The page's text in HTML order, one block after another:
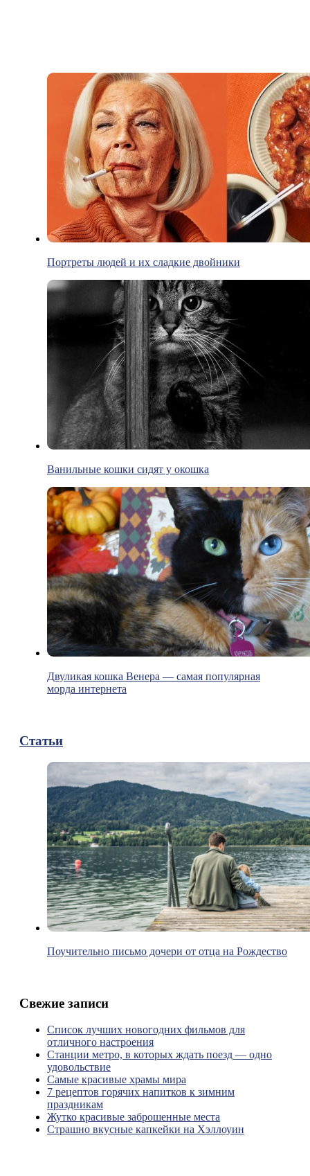
Портреты людей и их сладкие двойники
Ванильные кошки сидят у окошка
Двуликая кошка Венера — самая популярная
морда интернета
Статьи
Поучительно письмо дочери от отца на Рождество
Свежие записи
Список лучших новогодних фильмов для
отличного настроения
Станции метро, в которых ждать поезд — одно
удовольствие
Самые красивые храмы мира
7 рецептов горячих напитков к зимним
праздникам
Жутко красивые заброшенные места
Страшно вкусные капкейки на Хэллоуин